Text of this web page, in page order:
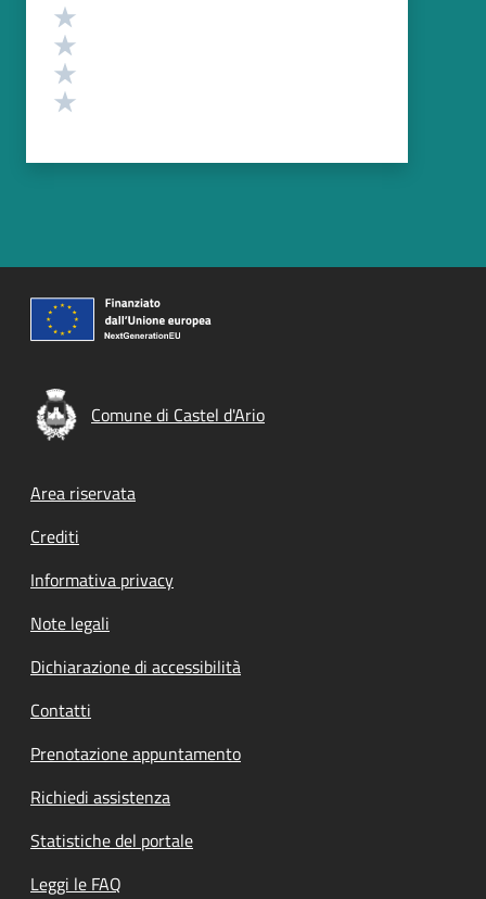
Comune di Castel d'Ario
Footer menu
Area riservata
Crediti
Informativa privacy
Note legali
Dichiarazione di accessibilità
Contatti
Prenotazione appuntamento
Richiedi assistenza
Statistiche del portale
Leggi le FAQ